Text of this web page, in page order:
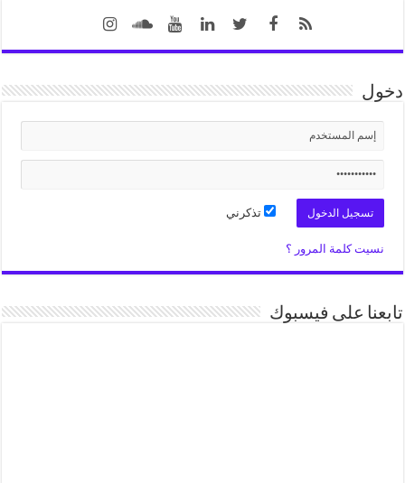
دخول
تذكرني
نسيت كلمة المرور ؟
تابعنا على فيسبوك